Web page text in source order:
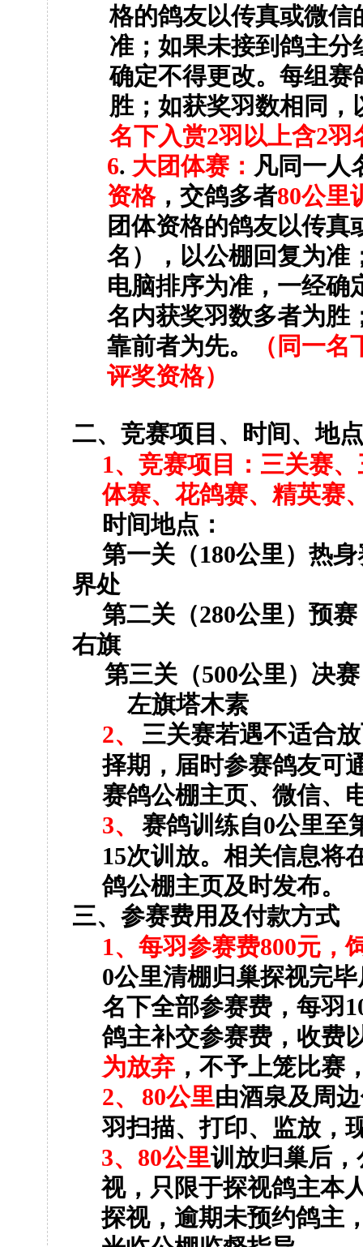
格的鸽友以传真或微信
准；如果未接到鸽主
确定不得更改。每组赛
胜；如获奖羽数相同
名下入赏2羽以上含2羽
6. 大团体赛： 凡同一人
资格，交鸽多者80公里
团体资格的鸽友以传
名），以公棚回复为准
电脑排序为准，一经确
名内获奖羽数多者为胜
靠前者为先。
（同一名
评奖资格）
二、竞赛项目、时间、地点
1、 竞赛项目：三关赛
体赛、花鸽赛、精英赛
时间地点：
第一关（180公里）热身
界处
第二关（280公里）预赛
右旗
第三关（500公里）决赛
左旗塔木素
2、
三关赛若遇不适合
择期，届时参赛鸽友可
赛鸽公棚主页、微信、
3、 赛鸽训练自0公里至
15次训放。相关信息将
鸽公棚主页及时发布。
三、参赛费用及付款方式
1、 每羽参赛费800元，
0公里清棚归巢探视完毕
名下全部参赛费，每羽
鸽主补交参赛费，收费
为放弃，不予上笼比赛
2、 80公里由酒泉及周
羽扫描、打印、监放，
3、 80公里训放归巢后
视，只限于探视鸽主本
探视，逾期未预约鸽主